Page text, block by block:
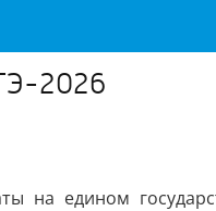
2026
на едином